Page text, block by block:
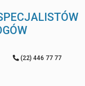
(22) 446 77 77